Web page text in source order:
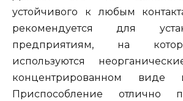
устойчивого к любым
рекомендуется для
предприятиям, на
используются
концентрированном
Приспособление отлично